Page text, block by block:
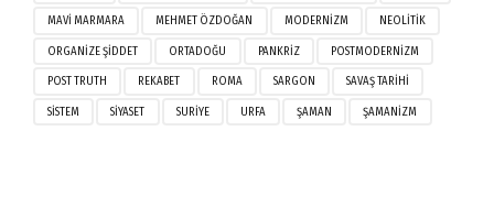
MAVI MARMARA MEHMET ÖZDOĞAN MODERNIZM NEOLITIK
ORGANIZE ŞIDDET ORTADOĞU PANKRIZ POSTMODERNIZM
POST TRUTH REKABET ROMA SARGON SAVAŞ TARIHI
SISTEM SIYASET SURIYE URFA ŞAMAN ŞAMANIZM